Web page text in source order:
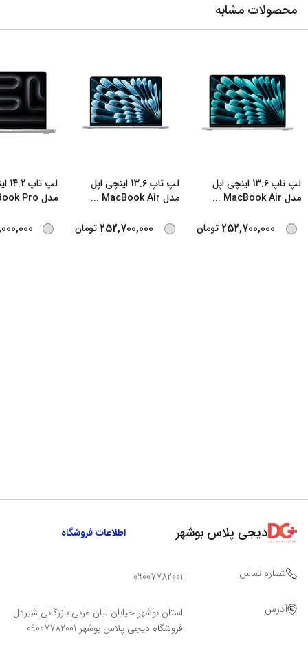
محصولات مشابه
لپ تاپ 13.6 اینچی اپل
مدل MacBook Air
...
252,700,000 تومان
لپ تاپ 13.6 اینچی اپل
مدل MacBook Air
...
252,700,000 تومان
لپ
مدل MacBook Pro
دیجی پلاس بوشهر اطلاعات فروشگاه
شماره تماس 09007782001
آدرس
استان بوشهر خیابان لیان غربی بازرگانی شیردل
فروشگاه دیجی پلاس بوشهر 09007782001